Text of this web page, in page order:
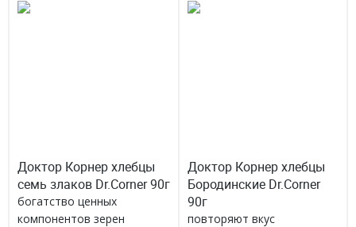
Доктор Корнер хлебцы
семь злаков Dr.Corner 90г
богатство ценных
компонентов зерен
Доктор Корнер хлебцы
Бородинские Dr.Corner
90г
повторяют вкус